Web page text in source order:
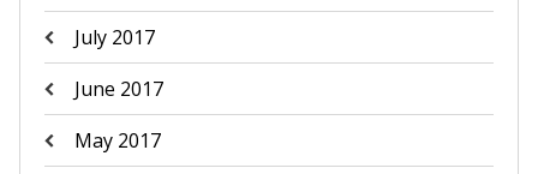
July 2017
June 2017
May 2017